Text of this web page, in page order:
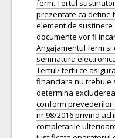
ferm. Tertul
prezentate ca detine
element de
documente vor fi
Angajamentul ferm si
semnatura
Tertul/ tertii ce
financiara nu trebuie
determina
conform prevederilor
nr.98/2016 privind
completarile